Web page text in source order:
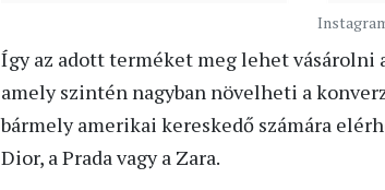
Így az adott terméket meg lehet vásárolni
amely szintén nagyban növelheti a
bármely amerikai kereskedő számára
Dior, a Prada vagy a Zara.